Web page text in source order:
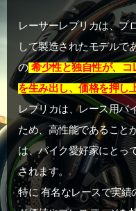
レーサーレプリカは、プ
して製造されたモデルで
の 希少性と独自性が、コ
を生み出し、価格を押し
レプリカは、レース用バ
ため、高性能であること
は、バイク愛好家にとっ
されます。
特に 有名なレースで実績